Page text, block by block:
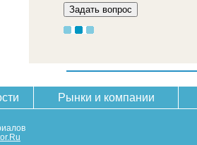
Рынки и компании